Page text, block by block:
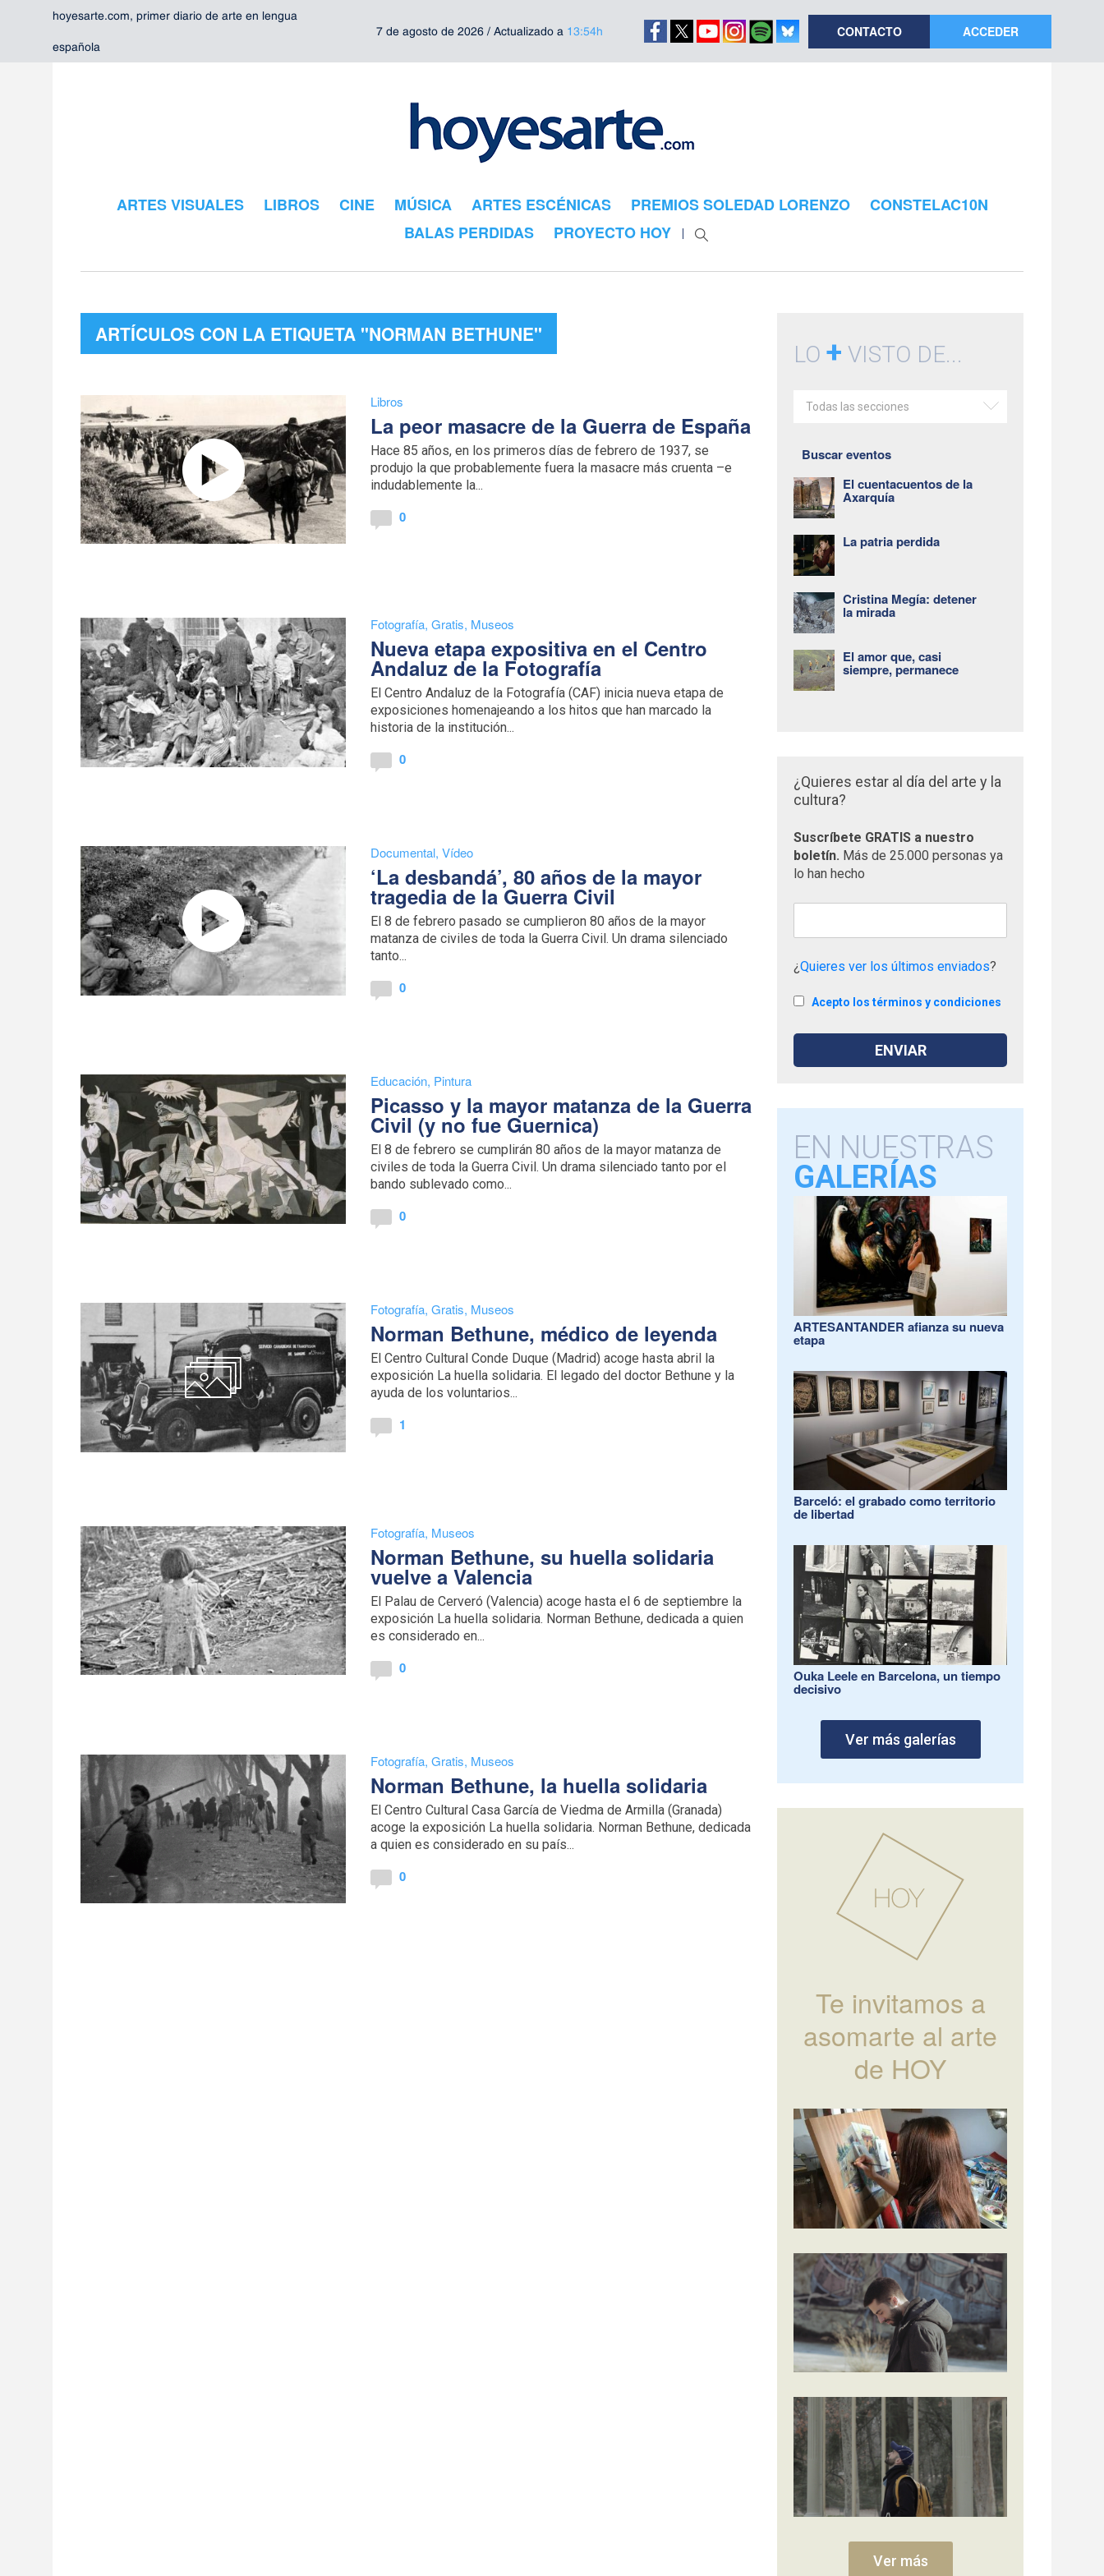
hoyesarte.com, primer diario de arte en lengua
española
7 de agosto de 2026 / Actualizado a 13:54h CONTACTO ACCEDER
ARTES VISUALES LIBROS CINE MÚSICA ARTES ESCÉNICAS PREMIOS SOLEDAD LORENZO
CONSTELAC10N
BALAS PERDIDAS
PROYECTO HOY
ARTÍCULOS CON LA ETIQUETA "NORMAN BETHUNE"
Libros
La peor masacre de la Guerra de España
Hace 85 años, en los primeros días de febrero de 1937, se
produjo la que probablemente fuera la masacre más cruenta –e
indudablemente la...
0
Fotografía,Gratis, Museos
Nueva etapa expositiva en el Centro
Andaluz de la Fotografía
El Centro Andaluz de la Fotografía (CAF) inicia nueva etapa de
exposiciones homenajeando a los hitos que han marcado la
historia de la institución...
0
Documental,Vídeo
‘La desbandá’, 80 años de la mayor
tragedia de la Guerra Civil
El 8 de febrero pasado se cumplieron 80 años de la mayor
matanza de civiles de toda la Guerra Civil. Un drama silenciado
tanto...
0
Educación, Pintura
Picasso y la mayor matanza de la Guerra
Civil (y no fue Guernica)
El 8 de febrero se cumplirán 80 años de la mayor matanza de
civiles de toda la Guerra Civil. Un drama silenciado tanto por el
bando sublevado como...
0
Fotografía,Gratis, Museos
Norman Bethune, médico de leyenda
El Centro Cultural Conde Duque (Madrid) acoge hasta abril la
exposición La huella solidaria. El legado del doctor Bethune y la
ayuda de los voluntarios...
1
Fotografía, Museos
Norman Bethune, su huella solidaria
vuelve a Valencia
El Palau de Cerveró (Valencia) acoge hasta el 6 de septiembre la
exposición La huella solidaria. Norman Bethune, dedicada a quien
es considerado en...
0
Fotografía,Gratis, Museos
Norman Bethune, la huella solidaria
El Centro Cultural Casa García de Viedma de Armilla (Granada)
acoge la exposición La huella solidaria. Norman Bethune, dedicada
a quien es considerado en su país...
0
LO+ VISTO DE...
Todas las secciones
Buscar eventos
El cuentacuentos de la
Axarquía
La patria perdida
Cristina Megía: detener
la mirada
El amor que, casi
siempre, permanece
¿Quieres estar al día del arte y la
cultura?
Suscríbete GRATIS a nuestro
boletín. Más de 25.000 personas ya
lo han hecho
¿Quieres ver los últimos enviados?
Acepto los términos y condiciones
EN NUESTRAS
GALERÍAS
ARTESANTANDER afianza su nueva
etapa
Barceló: el grabado como territorio
de libertad
Ouka Leele en Barcelona, un tiempo
decisivo
Ver más galerías
Te invitamos a
asomarte al arte
de HOY
Ver más